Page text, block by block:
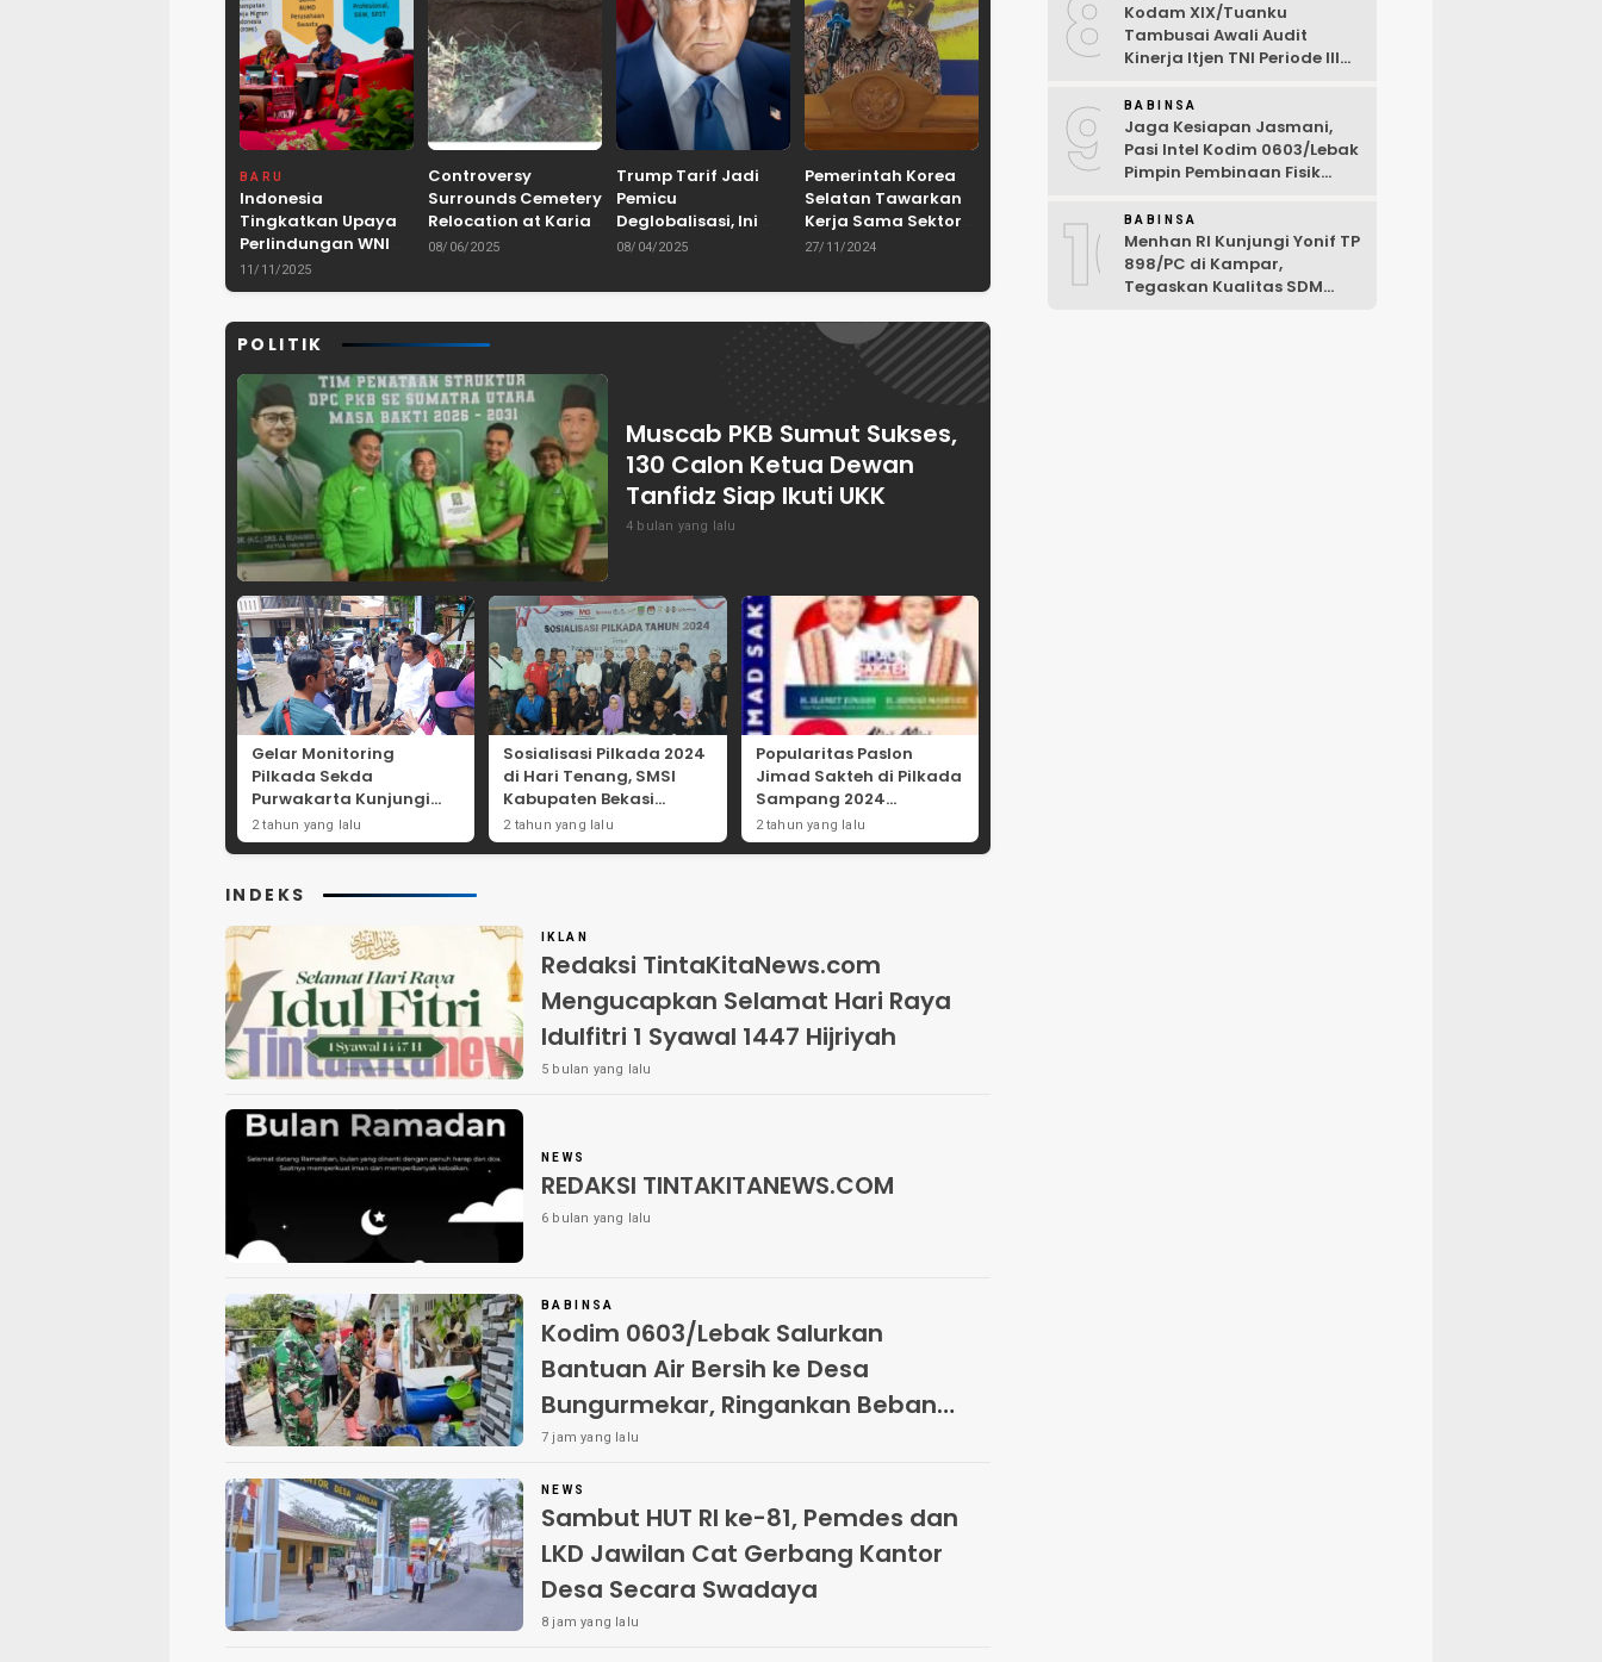
BARU
Indonesia
Tingkatkan Upaya
Perlindungan WNI
dan Pemberantasan
TPPO di Asia
11/11/2025
Controversy
Surrounds Cemetery
Relocation at Karian
Dam Project in
08/06/2025
Trump Tarif Jadi
Pemicu
Deglobalisasi, Ini
Ulasan Tajam dari
ASPRINDO
08/04/2025
Pemerintah Korea
Selatan Tawarkan
Kerja Sama Sektor
Pertanian untuk
Pangan Indonesia
27/11/2024
POLITIK
Muscab PKB Sumut Sukses,
130 Calon Ketua Dewan
Tanfidz Siap Ikuti UKK
4 bulan yang lalu
Gelar Monitoring
Pilkada Sekda
Purwakarta Kunjungi
Beberapa TPS Yang Ada
Di Purwakarta
2 tahun yang lalu
Sosialisasi Pilkada 2024
di Hari Tenang, SMSI
Kabupaten Bekasi
Dorong Angka
Partisipasi Masyarakat
2 tahun yang lalu
Popularitas Paslon
Jimad Sakteh di Pilkada
Sampang 2024
Didorong Kebijakan
Populis dan Dukungan
2 tahun yang lalu
INDEKS
IKLAN
Redaksi TintaKitaNews.com
Mengucapkan Selamat Hari Raya
Idulfitri 1 Syawal 1447 Hijriyah
5 bulan yang lalu
NEWS
REDAKSI TINTAKITANEWS.COM
6 bulan yang lalu
BABINSA
Kodim 0603/Lebak Salurkan
Bantuan Air Bersih ke Desa
Bungurmekar, Ringankan Beban
Warga Terdampak Kemarau
7 jam yang lalu
NEWS
Sambut HUT RI ke-81, Pemdes dan
LKD Jawilan Cat Gerbang Kantor
Desa Secara Swadaya
8 jam yang lalu
8
Kodam XIX/Tuanku
Tambusai Awali Audit
Kinerja Itjen TNI Periode III
9 BABINSA
Jaga Kesiapan Jasmani,
Pasi Intel Kodim 0603/Lebak
Pimpin Pembinaan Fisik
10BABINSA
Menhan RI Kunjungi Yonif TP
898/PC di Kampar,
Tegaskan Kualitas SDM